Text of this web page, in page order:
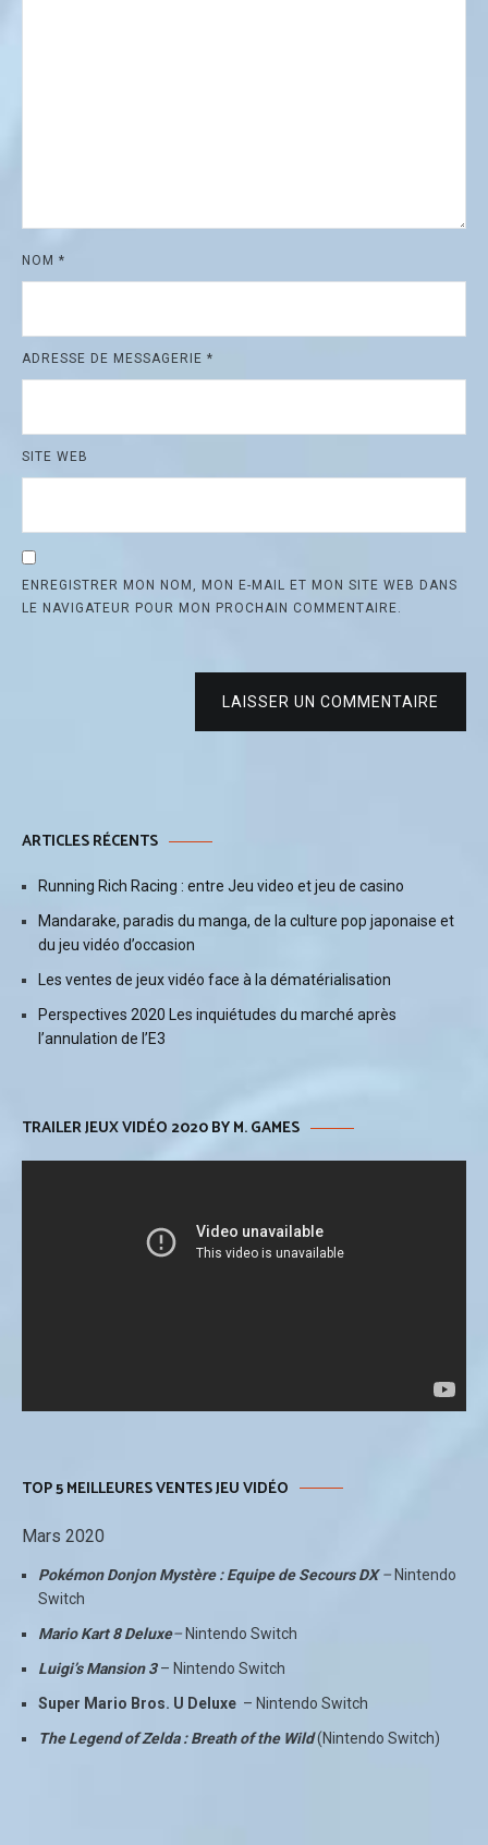
NOM *
ADRESSE DE MESSAGERIE *
SITE WEB
ENREGISTRER MON NOM, MON E-MAIL ET MON SITE WEB DANS
LE NAVIGATEUR POUR MON PROCHAIN COMMENTAIRE.
LAISSER UN COMMENTAIRE
ARTICLES RÉCENTS
Running Rich Racing : entre Jeu video et jeu de casino
Mandarake, paradis du manga, de la culture pop japonaise et
du jeu vidéo d’occasion
Les ventes de jeux vidéo face à la dématérialisation
Perspectives 2020 Les inquiétudes du marché après
l’annulation de l’E3
TRAILER JEUX VIDÉO 2020 BY M. GAMES
TOP 5 MEILLEURES VENTES JEU VIDÉO
Mars 2020
Pokémon Donjon Mystère : Equipe de Secours DX– Nintendo
Switch
Mario Kart 8 Deluxe– Nintendo Switch
Luigi’s Mansion 3– Nintendo Switch
Super Mario Bros. U Deluxe – Nintendo Switch
The Legend of Zelda : Breath of the Wild(Nintendo Switch)